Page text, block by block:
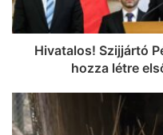
Hivatalos! Szijjártó
hozza létre